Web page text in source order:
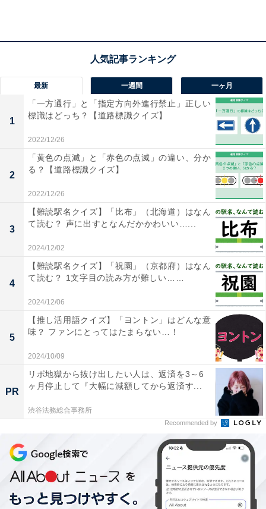
1 2
最新 一週間 一ヶ月
1
「一方通行」と「指定方向外進行禁止」正しい
標識はどっち？【道路標識クイズ】
2022/12/26
2
「黄色の点滅」と「赤色の点滅」の違い、分か
る？【道路標識クイズ】
2022/12/26
3
【難読駅名クイズ】「比布」（北海道）はなん
て読む？ 声に出すとなんだかかわいい…...
2024/12/02
4
【難読駅名クイズ】「祝園」（京都府）はなん
て読む？ 1文字目の読み方が難しい……
2024/12/06
5
【推し活用語クイズ】「ヨントン」はどんな意
味？ ファンにとってはたまらない…！
2024/10/09
PR
リボ地獄から抜け出したい人は、返済を3～6
ヶ月停止して『大幅に減額してから返済す...
渋谷法務総合事務所
Recommended by